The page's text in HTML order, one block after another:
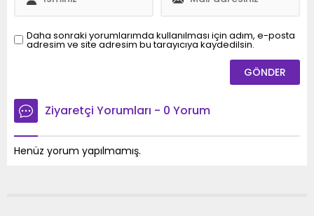
bayramda da sevgi,
içinde olmayı temenni...
çalışmalar hummalı bir
İlk olarak...
Daha sonraki yorumlarımda kullanılması için adım, e-posta
adresim ve site adresim bu tarayıcıya kaydedilsin.
Ziyaretçi Yorumları - 0 Yorum
Henüz yorum yapılmamış.